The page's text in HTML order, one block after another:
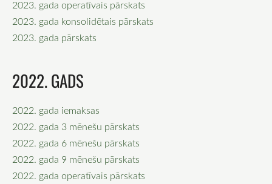
2023. gada operatīvais pārskats
2023. gada konsolidētais pārskats
2023. gada pārskats
2022. GADS
2022. gada iemaksas
2022. gada 3 mēnešu pārskats
2022. gada 6 mēnešu pārskats
2022. gada 9 mēnešu pārskats
2022. gada operatīvais pārskats